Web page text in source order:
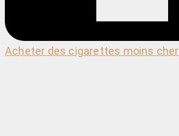
Acheter des cigarettes moins cher